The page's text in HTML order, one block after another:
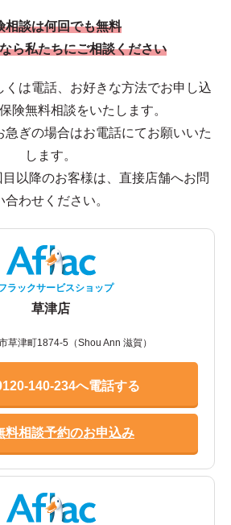
相談は何回でも無料
ら私たちにご相談ください
くは電話、お好きな方法でお申し込
険無料相談をいたします。
急ぎの場合はお電話にてお願いいた
します。
以降のお客様は、直接店舗へお問
合わせください。
ラックサービスショップ
草津店
草津町1874-5（Shou Ann 滋賀）
140-234へ電話する
料相談予約のお申込み